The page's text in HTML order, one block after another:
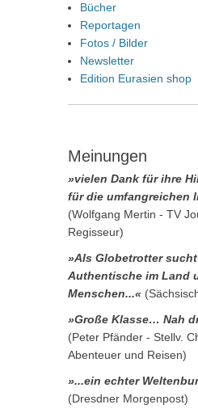
Bücher
Reportagen
Fotos / Bilder
Newsletter
Edition Eurasien shop
Meinungen
»vielen Dank für ihre
für die umfangreichen
(Wolfgang Mertin - TV
Regisseur)
»Als Globetrotter
Authentische im Land
Menschen...«
»Große Klasse… Nah
(Peter Pfänder - Stellv.
Abenteuer und Reisen)
»...ein echter
(Dresdner Morgenpost)